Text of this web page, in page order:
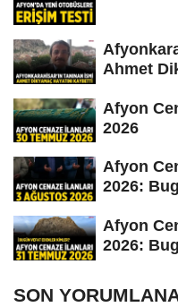
Ahmet
Afyon
2026
Afyon
2026:
Afyon
2026:
SON